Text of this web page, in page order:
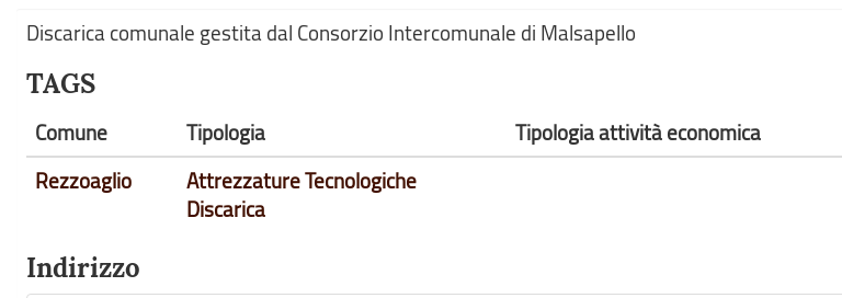
Discarica comunale gestita dal Consorzio Intercomunale di Malsapello
TAGS
Comune Tipologia Tipologia attività economica
Rezzoaglio
Attrezzature Tecnologiche
Discarica
Indirizzo